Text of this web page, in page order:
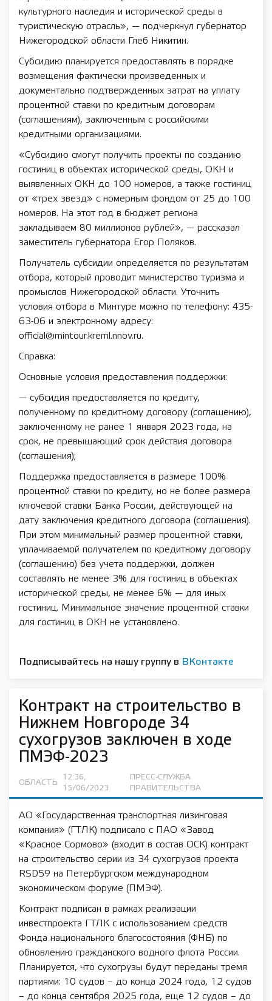
культурного наследия и исторической среды в
туристическую отрасль», — подчеркнул губернатор
Нижегородской области Глеб Никитин.
Субсидию планируется предоставлять в порядке
возмещения фактически произведенных и
документально подтвержденных затрат на уплату
процентной ставки по кредитным договорам
(соглашениям), заключенным с российскими
кредитными организациями.
«Субсидию смогут получить проекты по созданию
гостиниц в объектах исторической среды, ОКН и
выявленных ОКН до 100 номеров, а также гостиниц
от «трех звезд» с номерным фондом от 25 до 100
номеров. На этот год в бюджет региона
закладываем 80 миллионов рублей», — рассказал
заместитель губернатора Егор Поляков.
Получатель субсидии определяется по результатам
отбора, который проводит министерство туризма и
промыслов Нижегородской области. Уточнить
условия отбора в Минтуре можно по телефону: 435-
63-06 и электронному адресу:
official@mintour.kreml.nnov.ru.
Справка:
Основные условия предоставления поддержки:
— субсидия предоставляется по кредиту,
полученному по кредитному договору (соглашению),
заключенному не ранее 1 января 2023 года, на
срок, не превышающий срок действия договора
(соглашения);
Поддержка предоставляется в размере 100%
процентной ставки по кредиту, но не более размера
ключевой ставки Банка России, действующей на
дату заключения кредитного договора (соглашения).
При этом минимальный размер процентной ставки,
уплачиваемой получателем по кредитному договору
(соглашению) без учета поддержки, должен
составлять не менее 3% для гостиниц в объектах
исторической среды, не менее 6% — для иных
гостиниц. Минимальное значение процентной ставки
для гостиниц в ОКН не установлено.
Подписывайтесь на нашу группу в ВКонтакте
Контракт на строительство в
Нижнем Новгороде 34
сухогрузов заключен в ходе
ПМЭФ-2023
ОБЛАСТЬ
12:36,
15/06/2023
ПРЕСС-СЛУЖБА
ПРАВИТЕЛЬСТВА
АО «Государственная транспортная лизинговая
компания» (ГТЛК) подписало c ПАО «Завод
«Красное Сормово» (входит в состав ОСК) контракт
на строительство серии из 34 сухогрузов проекта
RSD59 на Петербургском международном
экономическом форуме (ПМЭФ).
Контракт подписан в рамках реализации
инвестпроекта ГТЛК с использованием средств
Фонда национального благосостояния (ФНБ) по
обновлению гражданского водного флота России.
Планируется, что сухогрузы будут переданы тремя
партиями: 10 судов – до конца 2024 года, 12 судов
– до конца сентября 2025 года, еще 12 судов – до